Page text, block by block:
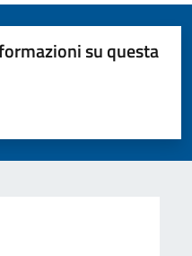
su questa
5